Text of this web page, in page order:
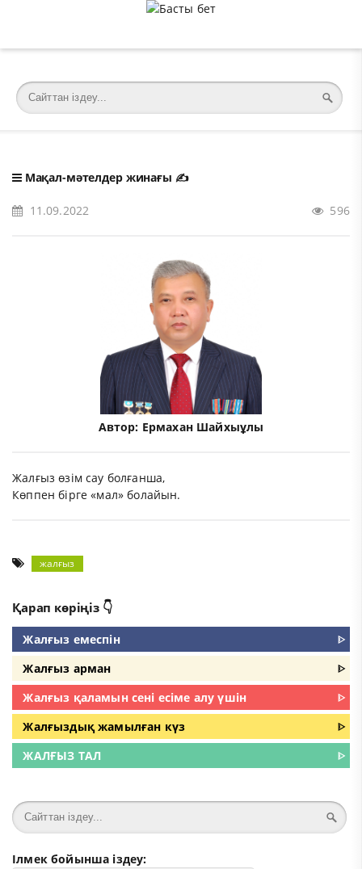
Мақал-мәтелдер жинағы ✍️
11.09.2022 596
Автор: Ермахан Шайхыұлы
Жалғыз өзім сау болғанша,
Көппен бірге «мал» болайын.
жалғыз
Қарап көріңіз 👇
Жалғыз емеспін
ᐈ
Жалғыз арман
ᐈ
Жалғыз қаламын сені есіме алу үшін
ᐈ
Жалғыздық жамылған күз
ᐈ
ЖАЛҒЫЗ ТАЛ
ᐈ
Ілмек бойынша іздеу: